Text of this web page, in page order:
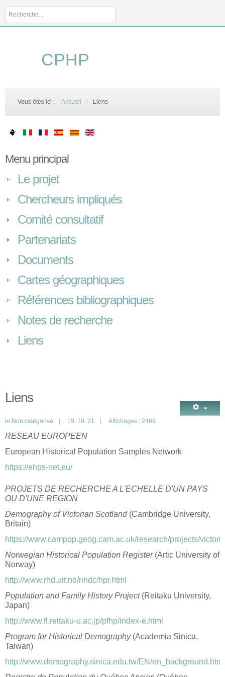
Rechercher
CPHP
Vous êtes ici : Accueil / Liens
Menu principal
Le projet
Chercheurs impliqués
Comité consultatif
Partenariats
Documents
Cartes géographiques
Références bibliographiques
Notes de recherche
Liens
Liens
in Non catégorisé 19. 10. 21 Affichages : 2469
RESEAU EUROPEEN
European Historical Population Samples Network
https://ehps-net.eu/
PROJETS DE RECHERCHE A L'ECHELLE D'UN PAYS
OU D'UNE REGION
Demography of Victorian Scotland(Cambridge University,
Britain)
https://www.campop.geog.cam.ac.uk/research/projects/
Norwegian Historical Population Register(Artic University of
Norway)
http://www.rhd.uit.no/nhdc/hpr.html
Population and Family History Project (Reitaku University,
Japan)
http://www.fl.reitaku-u.ac.jp/pfhp/index-e.html
Program for Historical Demography(Academia Sinica,
Taiwan)
http://www.demography.sinica.edu.tw/EN/en_background.htm